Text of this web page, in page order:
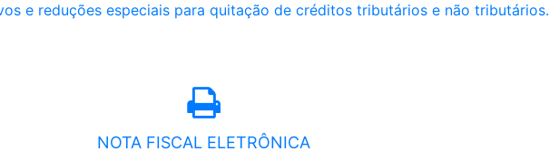
e reduções especiais para quitação de créditos tributários e não tributários.
NOTA FISCAL ELETRÔNICA